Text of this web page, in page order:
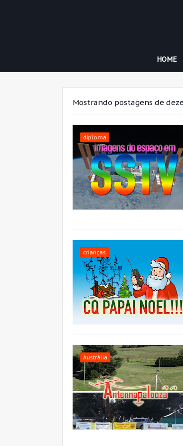
HOME
Mostrando postagens de
diploma
crianças
Austrália